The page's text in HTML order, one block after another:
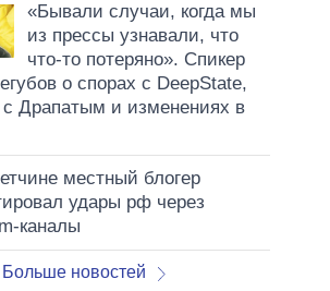
«Бывали случаи, когда мы
из прессы узнавали, что
что-то потеряно». Спикер
о спорах с DeepState,
с Драпатым и изменениях в
местный блогер
удары рф через
каналы
Больше новостей